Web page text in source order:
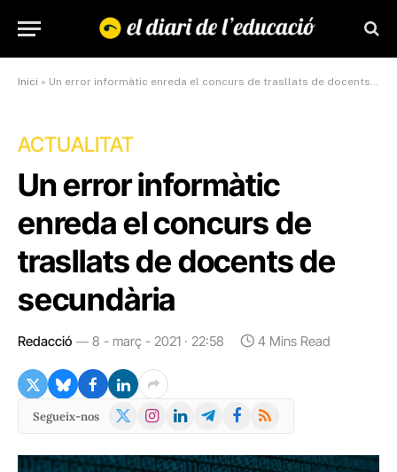
Inici » Un error informàtic enreda el concurs de trasllats de docents de secundària
ACTUALITAT
Un error informàtic
enreda el concurs de
trasllats de docents de
secundària
Redacció 8 - març - 2021 · 22:58 4 Mins Read
Segueix-nos
X
Instagram
LinkedInTelegramFacebook
RSS